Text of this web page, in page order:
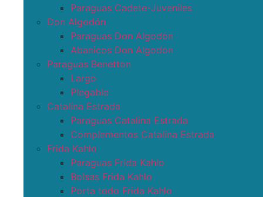
Paraguas Cadete-Juveniles
Don Algodón
Paraguas Don Algodón
Abanicos Don Algodon
Paraguas Benetton
Largo
Plegable
Catalina Estrada
Paraguas Catalina Estrada
Complementos Catalina Estrada
Frida Kahlo
Paraguas Frida Kahlo
Bolsas Frida Kahlo
Porta todo Frida Kahlo